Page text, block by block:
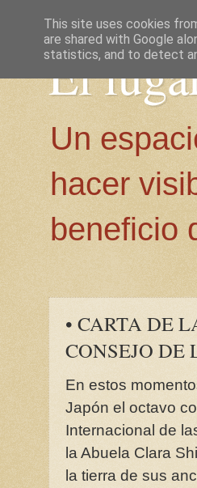
El
Un
hacer
beneficio
• CARTA DE
CONSEJO
En estos
Japón el octavo
Internacional de
la Abuela Clara
la tierra de sus
This site uses cookies
are shared with Google
statistics, and to detect